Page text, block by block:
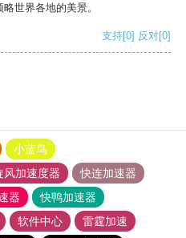
世界各地的美景。
支持[0] 反对[0]
小蓝鸟
风加速度器
快连加速器
器
快鸭加速器
软件中心
雷霆加速